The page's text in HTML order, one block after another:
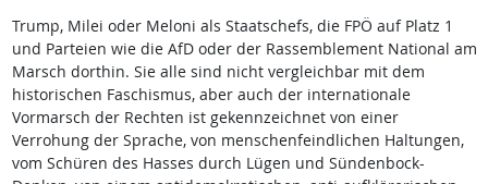
Trump, Milei oder Meloni als Staatschefs, die FPÖ auf Platz 1
und Parteien wie die AfD oder der Rassemblement National am
Marsch dorthin. Sie alle sind nicht vergleichbar mit dem
historischen Faschismus, aber auch der internationale
Vormarsch der Rechten ist gekennzeichnet von einer
Verrohung der Sprache, von menschenfeindlichen Haltungen,
vom Schüren des Hasses durch Lügen und Sündenbock-